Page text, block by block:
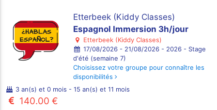
Etterbeek (Kiddy Classes)
Espagnol Immersion 3h/jour
Etterbeek (Kiddy Classes)
17/08/2026 - 21/08/2026 - 2026 - Stage
d'été (semaine 7)
Choisissez votre groupe pour connaître les
disponibilités
3 an(s) et 0 mois - 15 an(s) et 11 mois
140.00 €